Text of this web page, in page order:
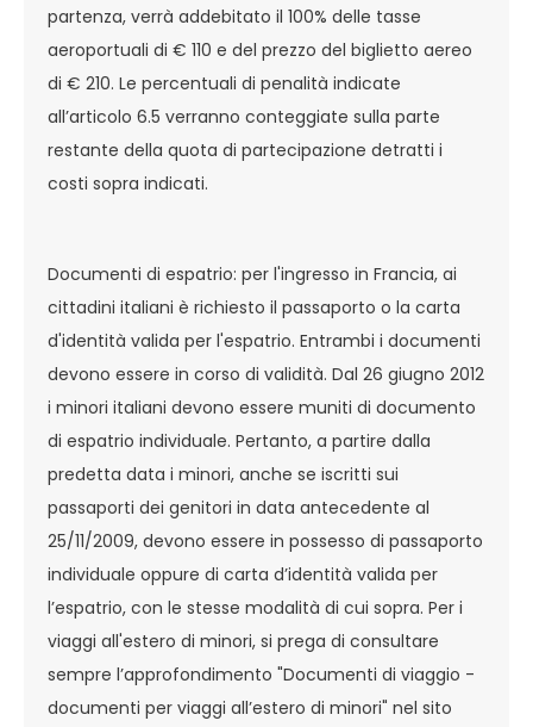
partenza, verrà addebitato il 100% delle tasse
aeroportuali di € 110 e del prezzo del biglietto aereo
di € 210. Le percentuali di penalità indicate
all’articolo 6.5 verranno conteggiate sulla parte
restante della quota di partecipazione detratti i
costi sopra indicati.
Documenti di espatrio: per l'ingresso in Francia, ai
cittadini italiani è richiesto il passaporto o la carta
d'identità valida per l'espatrio. Entrambi i documenti
devono essere in corso di validità. Dal 26 giugno 2012
i minori italiani devono essere muniti di documento
di espatrio individuale. Pertanto, a partire dalla
predetta data i minori, anche se iscritti sui
passaporti dei genitori in data antecedente al
25/11/2009, devono essere in possesso di passaporto
individuale oppure di carta d’identità valida per
l’espatrio, con le stesse modalità di cui sopra. Per i
viaggi all'estero di minori, si prega di consultare
sempre l’approfondimento "Documenti di viaggio -
documenti per viaggi all’estero di minori" nel sito